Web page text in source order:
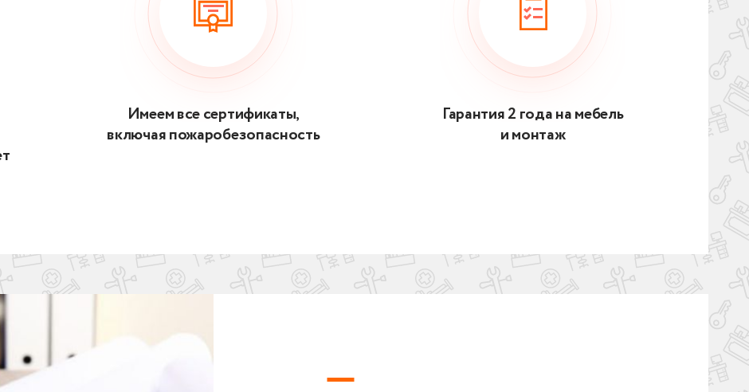
Имеем все сертификаты,
включая пожаробезопасность
Гарантия 2 года на мебель
и монтаж